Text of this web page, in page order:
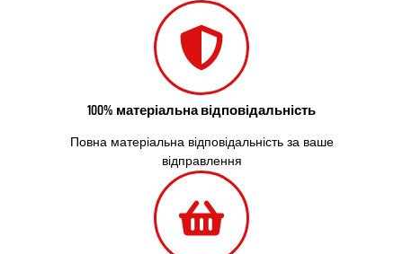
100% матеріальна відповідальність
Повна матеріальна відповідальність за ваше
відправлення
Українка